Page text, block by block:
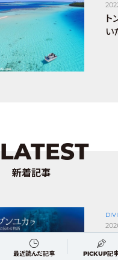
ト
い
LATEST
新着記事
5
野
最近読んだ記事 PICKUP記